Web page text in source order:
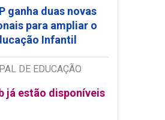
ganha duas novas
para ampliar o
Infantil
DE EDUCAÇÃO
já estão disponíveis